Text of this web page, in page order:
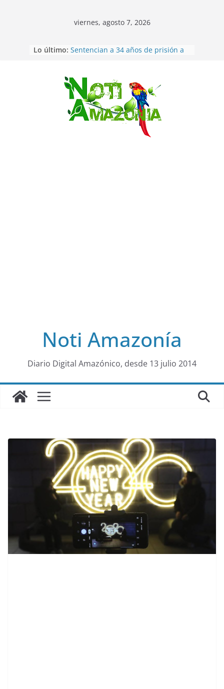
Saltar
al
viernes, agosto 7, 2026
Lo último: Ecuador: dos jóvenes de 22 años
desaparecidos fueron encontrados
Sentencian a 34 años de prisión a
implicados en caso de Alison,
oriunda de Tena
Vozinha, el arquero sensación de
cabo Verde, ya llegó para
incorporarse a Colo Colo de Chile
Pastaza: la parroquia Diez de
Noti Amazonía
Diario Digital Amazónico, desde 13 julio 2014